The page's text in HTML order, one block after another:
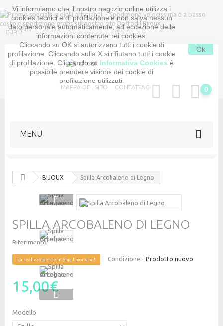
EUR
MENU
0
CONTATTACI
MAPPA DEL SITO
BIJOUX Spilla Arcobaleno di Legno
SPILLA ARCOBALENO DI LEGNO
Riferimento:
La realizzo per te in 5 gg lavorativi! Condizione: Prodotto nuovo
15,00€
Modello
Vi informiamo che il nostro negozio online utilizza i
cookies tecnici e di profilazione e non salva nessun
dato personale automaticamente, ad eccezione delle
informazioni contenute nei cookies.
Cliccando su OK si autorizzano tutti i cookie di
profilazione. Cliccando sulla X si rifiutano tutti i cookie
di profilazione. Cliccando su Informativa Cookies è
possibile prendere visione dei cookie di
profilazione utilizzati.
Ok